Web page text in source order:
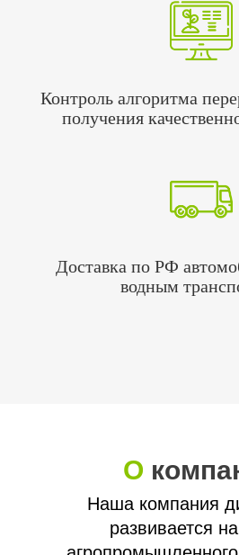
Контроль алгоритма
получения
Доставка по РФ
водным
Наша компания
развивается
О